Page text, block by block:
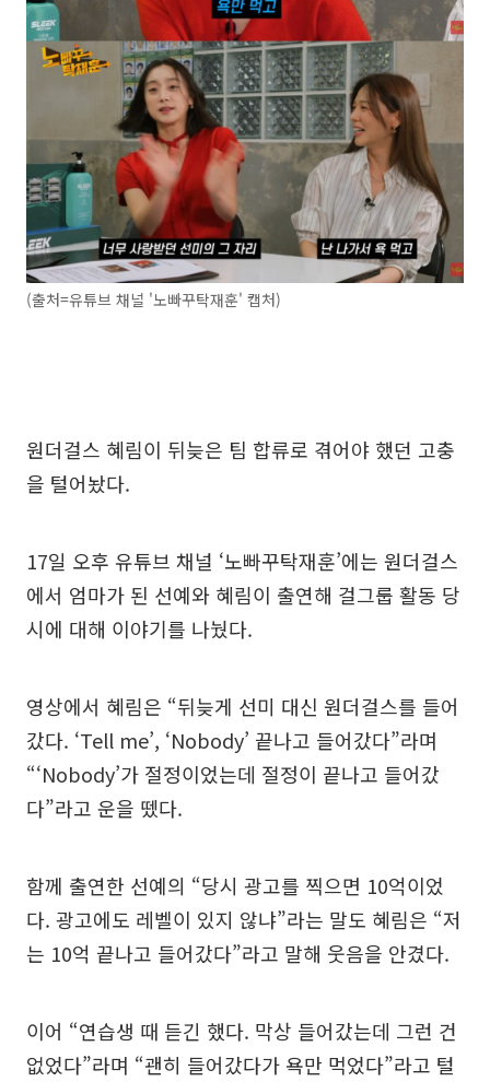
(출처=유튜브 채널 '노빠꾸탁재훈' 캡처)
원더걸스 혜림이 뒤늦은 팀 합류로 겪어야 했던 고충
을 털어놨다.
17일 오후 유튜브 채널 ‘노빠꾸탁재훈’에는 원더걸스
에서 엄마가 된 선예와 혜림이 출연해 걸그룹 활동 당
시에 대해 이야기를 나눴다.
영상에서 혜림은 “뒤늦게 선미 대신 원더걸스를 들어
갔다. ‘Tell me’, ‘Nobody’ 끝나고 들어갔다”라며
“‘Nobody’가 절정이었는데 절정이 끝나고 들어갔
다”라고 운을 뗐다.
함께 출연한 선예의 “당시 광고를 찍으면 10억이었
다. 광고에도 레벨이 있지 않냐”라는 말도 혜림은 “저
는 10억 끝나고 들어갔다”라고 말해 웃음을 안겼다.
이어 “연습생 때 듣긴 했다. 막상 들어갔는데 그런 건
없었다”라며 “괜히 들어갔다가 욕만 먹었다”라고 털